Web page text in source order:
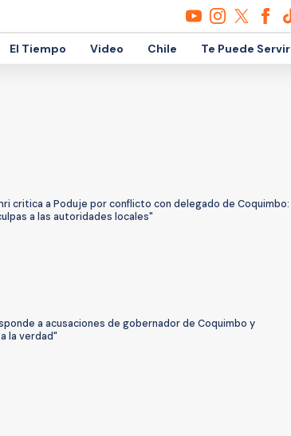
El Tiempo Video Chile Te Puede Servir
critica a Poduje por conflicto con delegado de Coquimbo:
a las autoridades locales"
a acusaciones de gobernador de Coquimbo y
la verdad"